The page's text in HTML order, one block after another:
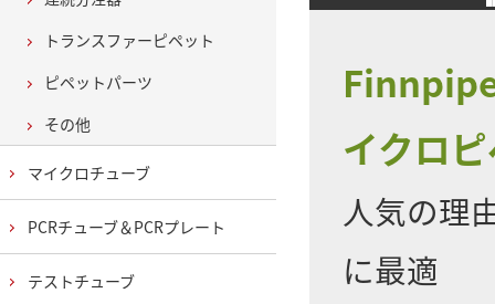
イクロ
人気の理
に最適
トランスファーピペット
ピペットパーツ
その他
マイクロチューブ
PCRチューブ＆PCRプレート
テストチューブ